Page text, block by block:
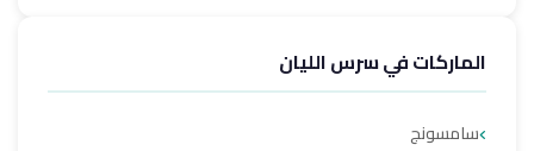
الماركات في سرس الليان
سامسونج